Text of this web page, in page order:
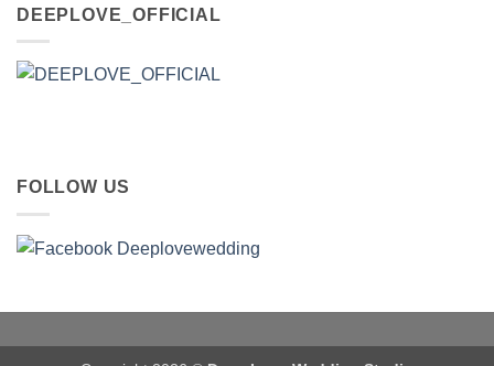
DEEPLOVE_OFFICIAL
FOLLOW US